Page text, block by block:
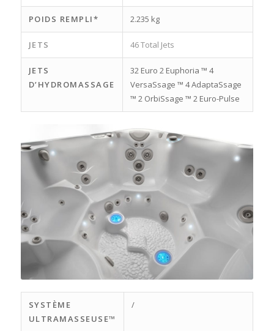
POIDS REMPLI* 2.235 kg
JETS 46 Total Jets
JETS
D’HYDROMASSAGE
32 Euro 2 Euphoria ™ 4
VersaSsage ™ 4 AdaptaSsage
™ 2 OrbiSsage ™ 2 Euro-Pulse
SYSTÈME
ULTRAMASSEUSE™
/